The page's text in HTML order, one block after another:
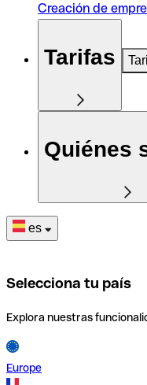
Creación de
Tarifas
Quiénes
es
Selecciona tu país
Explora nuestras
Europe